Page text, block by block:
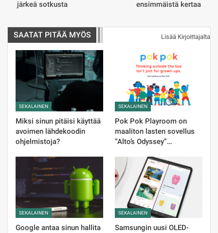
järkeä sotkusta ensimmäistä kertaa
SAATAT PITÄÄ MYÖS Lisää Kirjoittajalta
SEKALAINEN
Miksi sinun pitäisi käyttää
avoimen lähdekoodin
ohjelmistoja?
SEKALAINEN
Pok Pok Playroom on
maaliton lasten sovellus
”Alto’s Odyssey”…
SEKALAINEN
Google antaa sinun hallita
SEKALAINEN
Samsungin uusi OLED-